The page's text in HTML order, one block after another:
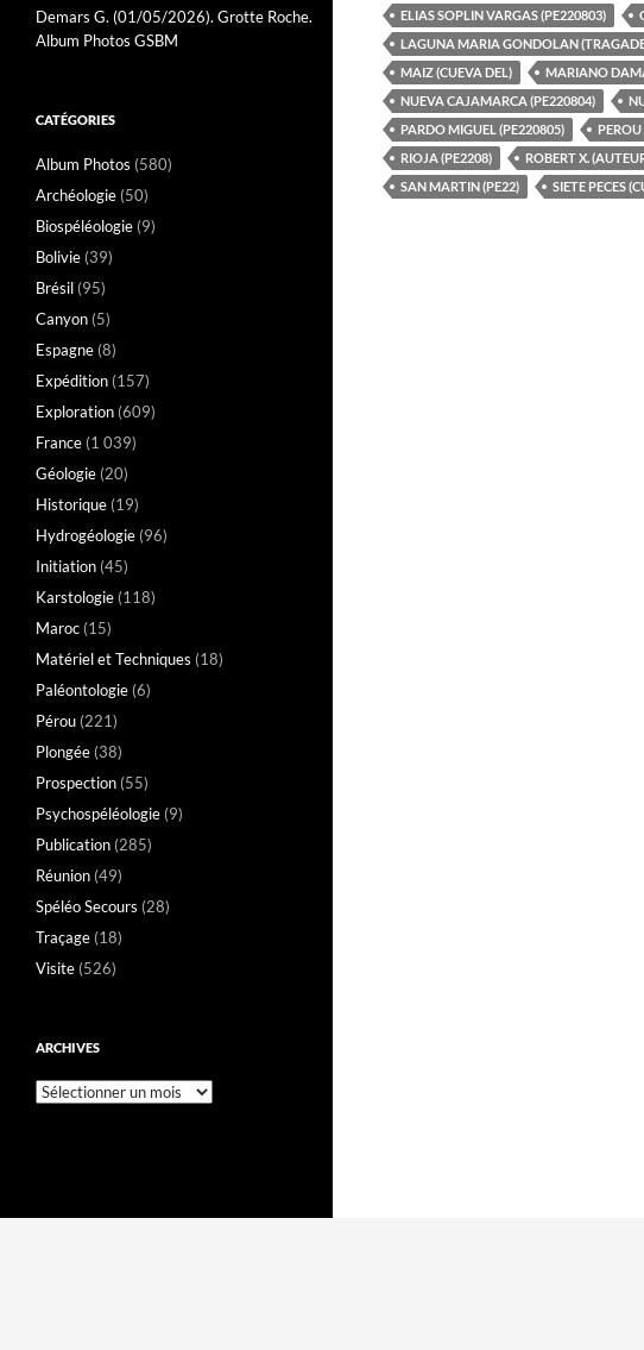
ELIAS SOPLIN VARGAS (PE220803)
LAGUNA MARIA GONDOLAN
MAIZ (CUEVA DEL)
MARIANO
NUEVA CAJAMARCA (PE220804)
PARDO MIGUEL (PE220805)
PEROU
RIOJA (PE2208)
ROBERT X.
SAN MARTIN (PE22)
SIETE PECES
Demars G. (01/05/2026). Grotte Roche.
Album Photos GSBM
CATÉGORIES
Album Photos (580)
Archéologie (50)
Biospéléologie (9)
Bolivie (39)
Brésil (95)
Canyon (5)
Espagne (8)
Expédition (157)
Exploration (609)
France (1 039)
Géologie (20)
Historique (19)
Hydrogéologie (96)
Initiation (45)
Karstologie (118)
Maroc (15)
Matériel et Techniques (18)
Paléontologie (6)
Pérou (221)
Plongée (38)
Prospection (55)
Psychospéléologie (9)
Publication (285)
Réunion (49)
Spéléo Secours (28)
Traçage (18)
Visite (526)
ARCHIVES
Archives